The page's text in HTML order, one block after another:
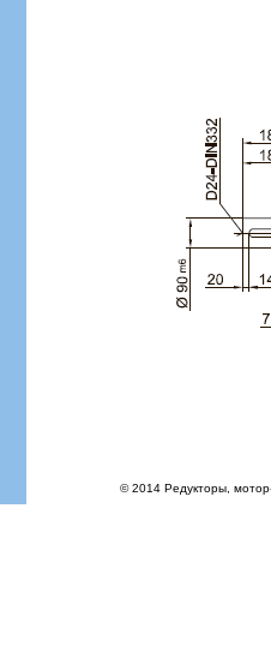
© 2014 Редукторы,